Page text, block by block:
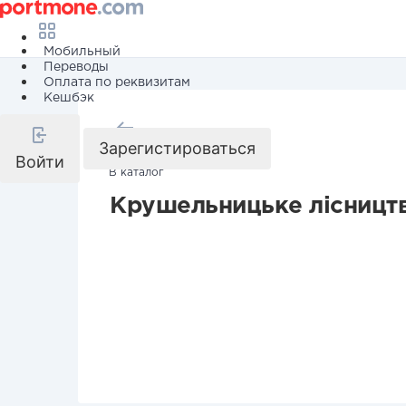
Мобильный
Переводы
Оплата по реквизитам
Кешбэк
Войти
Зарегистироваться
В каталог
Крушельницьке